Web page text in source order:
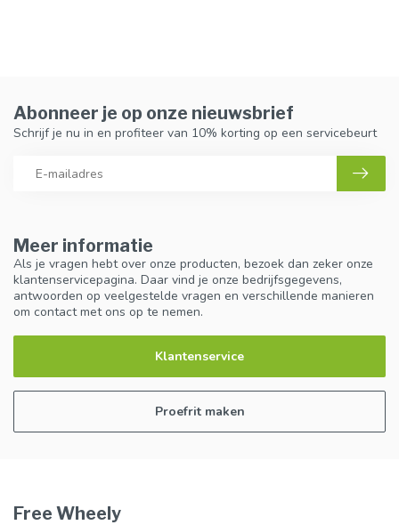
Meer informatie
Als je vragen hebt over onze producten, bezoek dan zeker onze
klantenservicepagina. Daar vind je onze bedrijfsgegevens,
antwoorden op veelgestelde vragen en verschillende manieren
om contact met ons op te nemen.
Klantenservice
Proefrit maken
Abonneer je op onze nieuwsbrief
Schrijf je nu in en profiteer van 10% korting op een servicebeurt
Free Wheely